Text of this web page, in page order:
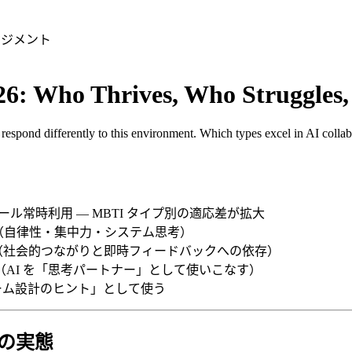
メント
Who Thrives, Who
differently to this environment. Which types excel in AI
ル常時利用 — MBTI タイプ別の適応差が拡大
律性・集中力・システム思考）
社会的つながりと即時フィードバックへの依存）
AI を「思考パートナー」として使いこなす）
設計のヒント」として使う
実態